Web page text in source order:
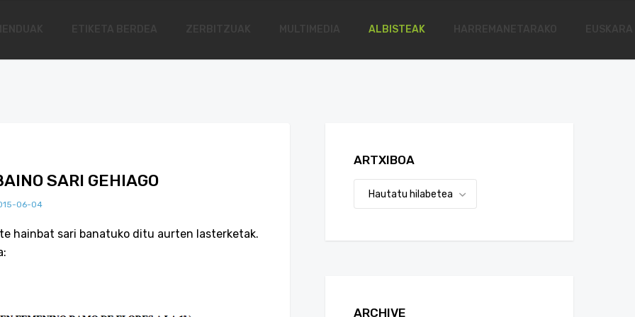
ALBISTEAK
SARI GEHIAGO
06-04
hainbat sari banatuko ditu aurten lasterketak.
ARTXIBOA
ARCHIVE